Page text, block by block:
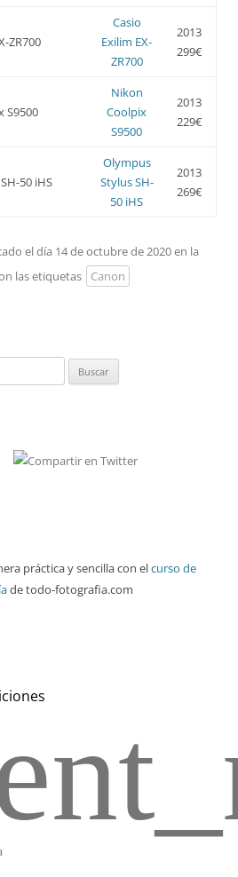
Casio
Exilim EX-
ZR700
2013
299€
Nikon
Coolpix
S9500
2013
229€
Olympus
Stylus SH-
50 iHS
2013
269€
el día 14 de octubre de 2020 en la
las etiquetas
Canon
práctica y sencilla con elcurso de
de todo-fotografia.com